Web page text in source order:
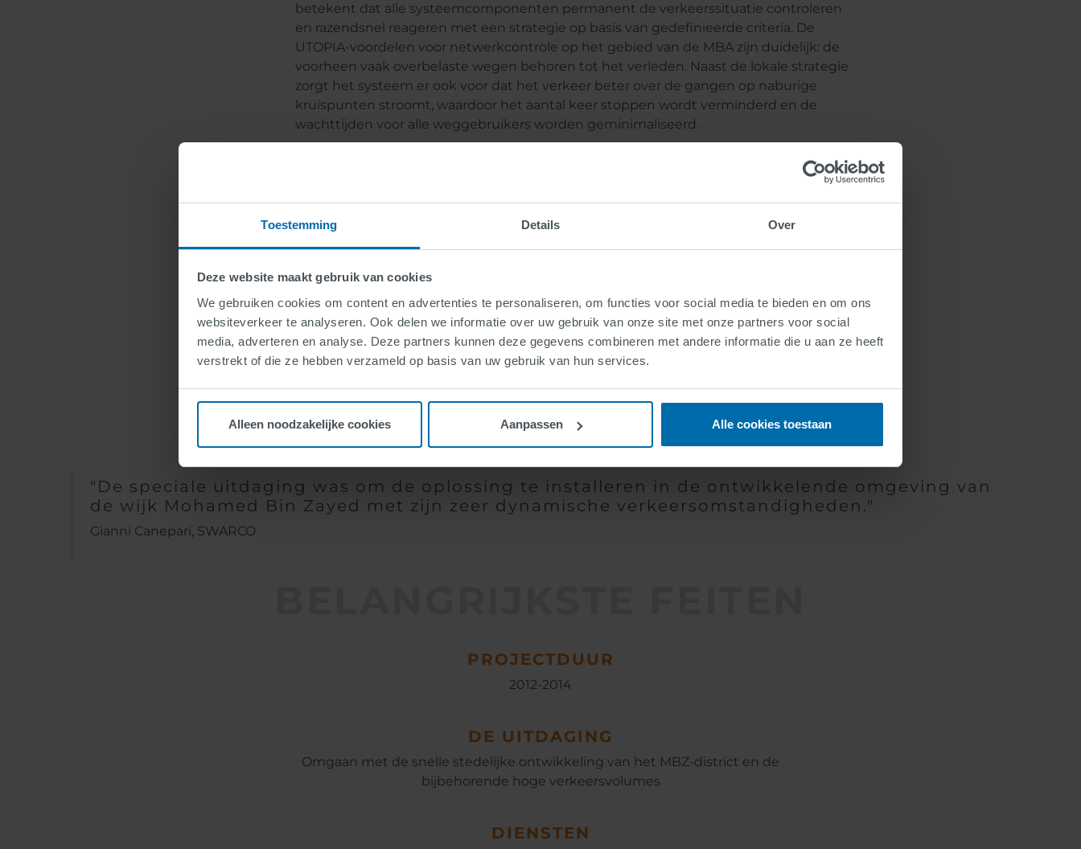
Toestemming Details Over
Deze website maakt gebruik van cookies
We gebruiken cookies om content en advertenties te personaliseren, om functies voor social media te bieden en om ons
websiteverkeer te analyseren. Ook delen we informatie over uw gebruik van onze site met onze partners voor social
media, adverteren en analyse. Deze partners kunnen deze gegevens combineren met andere informatie die u aan ze heeft
verstrekt of die ze hebben verzameld op basis van uw gebruik van hun services.
Alleen noodzakelijke cookies Aanpassen Alle cookies toestaan
betekent dat alle systeemcomponenten permanent de verkeerssituatie controleren
en razendsnel reageren met een strategie op basis van gedefinieerde criteria. De
UTOPIA-voordelen voor netwerkcontrole op het gebied van de MBA zijn duidelijk: de
voorheen vaak overbelaste wegen behoren tot het verleden. Naast de lokale strategie
zorgt het systeem er ook voor dat het verkeer beter over de gangen op naburige
kruispunten stroomt, waardoor het aantal keer stoppen wordt verminderd en de
wachttijden voor alle weggebruikers worden geminimaliseerd.
486 drukknoppen voor voetgangers, ongeveer 100 km aan glasvezelkabels, 80 CCTV-
camera's, 40 besturingseenheden, verkeerslichtmasten en andere hardware. Om de
veiligheid voor alle weggebruikers te vergroten, hebben de voetgangerslichten een
Ga! De aftelfunctie is precies afgestemd op de adaptieve schakelcycli van de
verkeerslichten en de veranderende lengte van de signaalfasen van alle kruispunten
in het gebied. Geen wonder dat het innovatieve concept voor de
verkeersmanagement van MBZ binnenkort ook zal worden toegepast op de andere
groeiende regio's van Abu Dhabi, Al Falah Town en Khalifa City – voor meer veiligheid
en comfort voor alle weggebruikers.
"De speciale uitdaging was om de oplossing te installeren in de ontwikkelende omgeving van
de wijk Mohamed Bin Zayed met zijn zeer dynamische verkeersomstandigheden."
Gianni Canepari, SWARCO
PROJECTDUUR
2012-2014
DE UITDAGING
Omgaan met de snelle stedelijke ontwikkeling van het MBZ-district en de
bijbehorende hoge verkeersvolumes
DIENSTEN